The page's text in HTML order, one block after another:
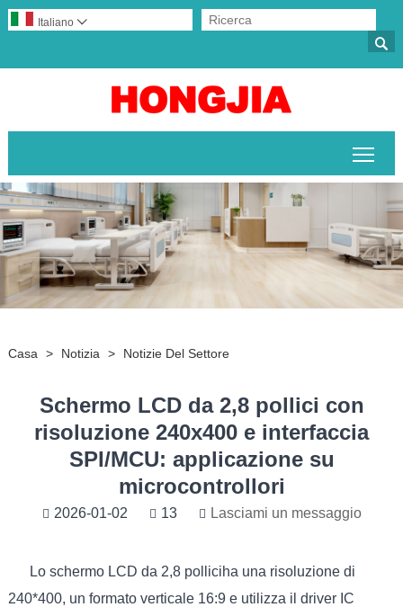

Italiano 
Casa > Notizia > Notizie Del Settore
Schermo LCD da 2,8 pollici con
risoluzione 240x400 e interfaccia
SPI/MCU: applicazione su
microcontrollori
2026-01-02 13 Lasciami un messaggio
Lo schermo LCD da 2,8 polliciha una risoluzione di
240*400, un formato verticale 16:9 e utilizza il driver IC